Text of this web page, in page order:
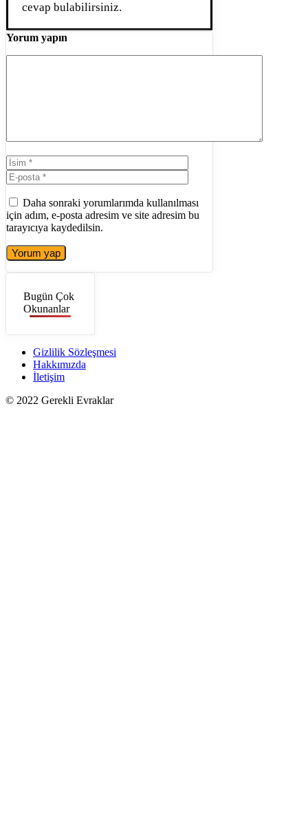
cevap bulabilirsiniz.
Yorum yapın
İsim
posta
sitesi
Daha sonraki yorumlarımda kullanılması
için adım, e-posta adresim ve site adresim bu
tarayıcıya kaydedilsin.
Bugün Çok
Okunanlar
Gizlilik Sözleşmesi
Hakkımızda
İletişim
© 2022 Gerekli Evraklar